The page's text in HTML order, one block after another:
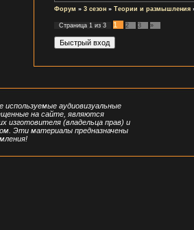
Форум » 3 сезон » Теории и размышления
Страница 1 из 3 1 2 3 »
используемые аудиовизуальные
на сайте, являются
изготовителя (владельца прав) и
Эти материалы предназначены